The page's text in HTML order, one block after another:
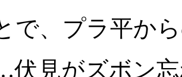
で、プラ平か
伏見がズボン